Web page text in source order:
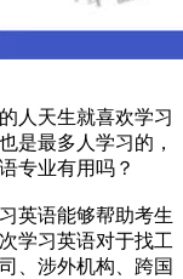
人天生就喜欢学习
是最多人学习的，
专业有用吗？
英语能够帮助考生
学习英语对于找工
、涉外机构、跨国